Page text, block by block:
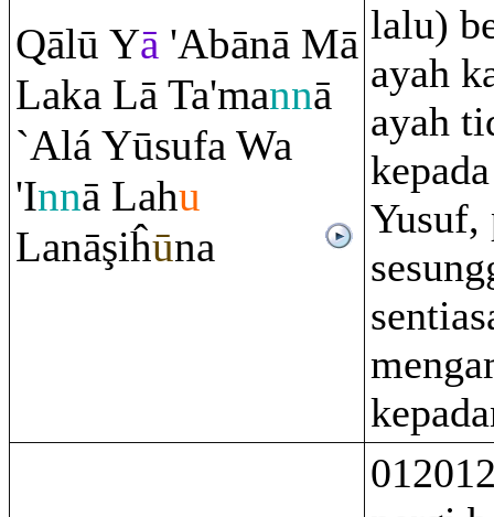
Qālū Yā 'Abānā Mā
Laka Lā Ta'mannā
`Alá Yūsufa Wa
'Innā Lahu
Lanāşiĥūna
lalu)
ayah
ayah
Yusuf,